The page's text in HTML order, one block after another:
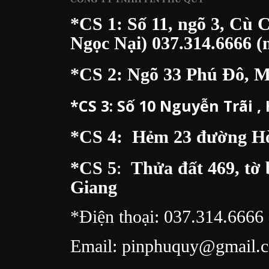
*CS 1: Số 11, ngõ 3, Cù
Ngọc Nại) 037.314.6666
*CS 2: Ngõ 33 Phú Đô,
*CS 3: Số 10 Nguyễn Trãi
*CS 4: Hẻm 23 đường
*CS 5: Thửa đất 469, tờ
Giang
*Điện thoại: 037.314.6666
Email: